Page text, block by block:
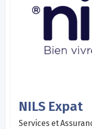
NILS Expat
Services et